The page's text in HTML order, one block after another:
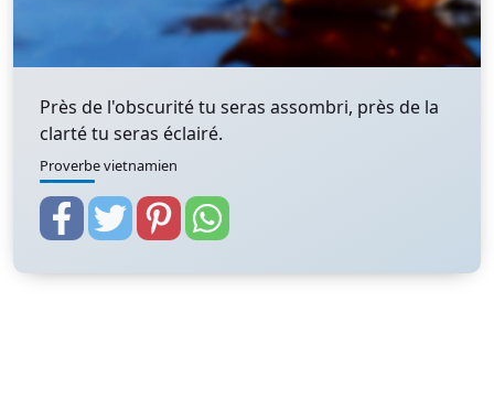
Près de l'obscurité tu seras assombri, près de la
clarté tu seras éclairé.
Proverbe vietnamien